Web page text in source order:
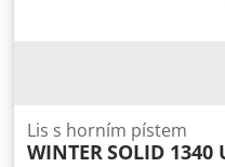
Lis s horním pístem
WINTERSOLID 1340